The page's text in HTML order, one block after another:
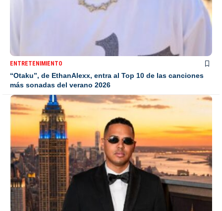
ENTRETENIMIENTO
“Otaku”, de EthanAlexx, entra al Top 10 de las canciones
más sonadas del verano 2026